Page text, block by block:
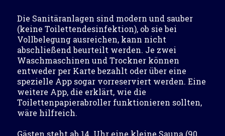
Die Sanitäranlagen sind modern und sauber
(keine Toilettendesinfektion), ob sie bei
Vollbelegung ausreichen, kann nicht
abschließend beurteilt werden. Je zwei
Waschmaschinen und Trockner können
entweder per Karte bezahlt oder über eine
spezielle App sogar vorreserviert werden. Eine
weitere App, die erklärt, wie die
Toilettenpapierabroller funktionieren sollten,
wäre hilfreich.
Gästen steht ab 14 Uhr eine kleine Sauna (90